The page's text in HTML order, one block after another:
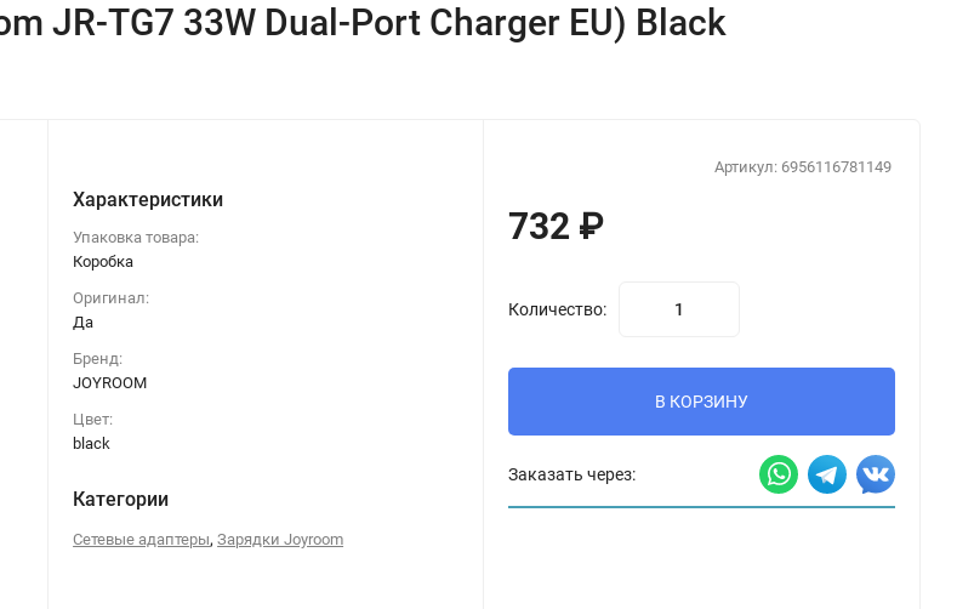
JR-TG7 33W Dual-Port Charger EU) Black
Характеристики
Упаковка товара:
Коробка
Оригинал:
Да
Бренд:
JOYROOM
Цвет:
black
Категории
Сетевые адаптеры,Зарядки Joyroom
Артикул: 6956116781149
732 ₽
Количество:
В КОРЗИНУ
Заказать через: